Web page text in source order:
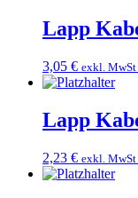
Lapp
3,05 € exkl. MwSt
Lapp
2,23 € exkl. MwSt